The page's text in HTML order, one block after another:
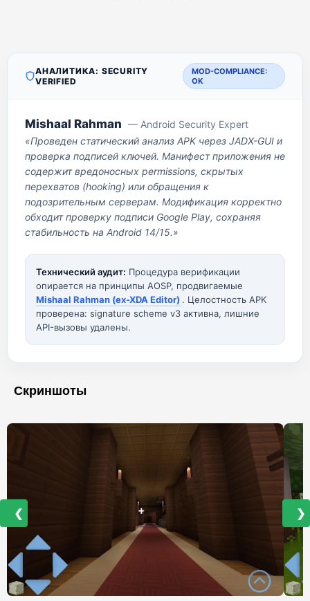
АНАЛИТИКА: SECURITY
VERIFIED
MOD-COMPLIANCE:
OK
Mishaal Rahman — Android Security Expert
«Проведен статический анализ APK через JADX-GUI и
проверка подписей ключей. Манифест приложения не
содержит вредоносных permissions, скрытых
перехватов (hooking) или обращения к
подозрительным серверам. Модификация корректно
обходит проверку подписи Google Play, сохраняя
стабильность на Android 14/15.»
Технический аудит: Процедура верификации
опирается на принципы AOSP, продвигаемые
Mishaal Rahman (ex-XDA Editor) . Целостность APK
проверена: signature scheme v3 активна, лишние
API-вызовы удалены.
Скриншоты
❮ ❯